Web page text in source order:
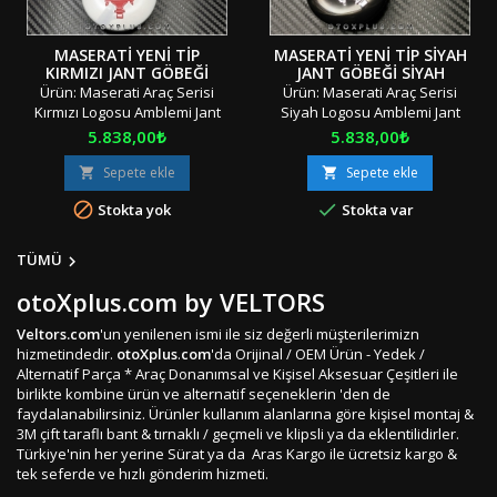
MASERATI YENI TIP
KIRMIZI JANT GÖBEĞI
SIYAH MASERATI JANT
GÖBEK KAPAK SETI
Ürün: Maserati Araç Serisi
Kırmızı Logosu Amblemi Jant
Göbeği Jant Göbek Kapağı
Seti Adet: 4 Parça Boyut: 5.5 e
4.5 cm Materyal: OEM
Ürün/Tırnaklı / Geçmeli
Uyumluluk: Orijinal Jantlar /
Alınız!R5/10"Orjinal / Orijinal
Kutusunda / Özel
Ambalajında" "" Stok Ürünü
&amp; Aynı Gün &amp; Hızlı
Gönderi &amp;...
Fiyat
5.838,00₺
 Sepete ekle
 Stokta yok
MASERATI YENI TIP SIYAH
JANT GÖBEĞI SIYAH
MASERATI JANT GÖBEK
KAPAK SETI
Ürün: Maserati Araç Serisi
Siyah Logosu Amblemi Jant
Göbeği Jant Göbek Kapağı
Seti Adet: 4 Parça Boyut: 5.5 e
4.5 cm Materyal: OEM
Ürün/Tırnaklı / Geçmeli
Uyumluluk: Orijinal Jantlar /
Kutusunda / Özel
Ambalajında" "" Stok Ürünü
&amp; Aynı Gün &amp; Hızlı
Gönderi &amp;...
Fiyat
5.838,00₺
 Sepete ekle
 Stokta var
TÜMÜ 
otoXplus.com by VELTORS
Veltors.com'un yenilenen ismi ile siz değerli müşterilerimizn
hizmetindedir. otoXplus.com'da Orijinal / OEM Ürün - Yedek /
Alternatif Parça * Araç Donanımsal ve Kişisel Aksesuar Çeşitleri ile
birlikte kombine ürün ve alternatif seçeneklerin 'den de
faydalanabilirsiniz. Ürünler kullanım alanlarına göre kişisel montaj &
3M çift taraflı bant & tırnaklı / geçmeli ve klipsli ya da eklentilidirler.
Türkiye'nin her yerine Süratya da Aras Kargo ile ücretsiz kargo &
tek seferde ve hızlı gönderim hizmeti.